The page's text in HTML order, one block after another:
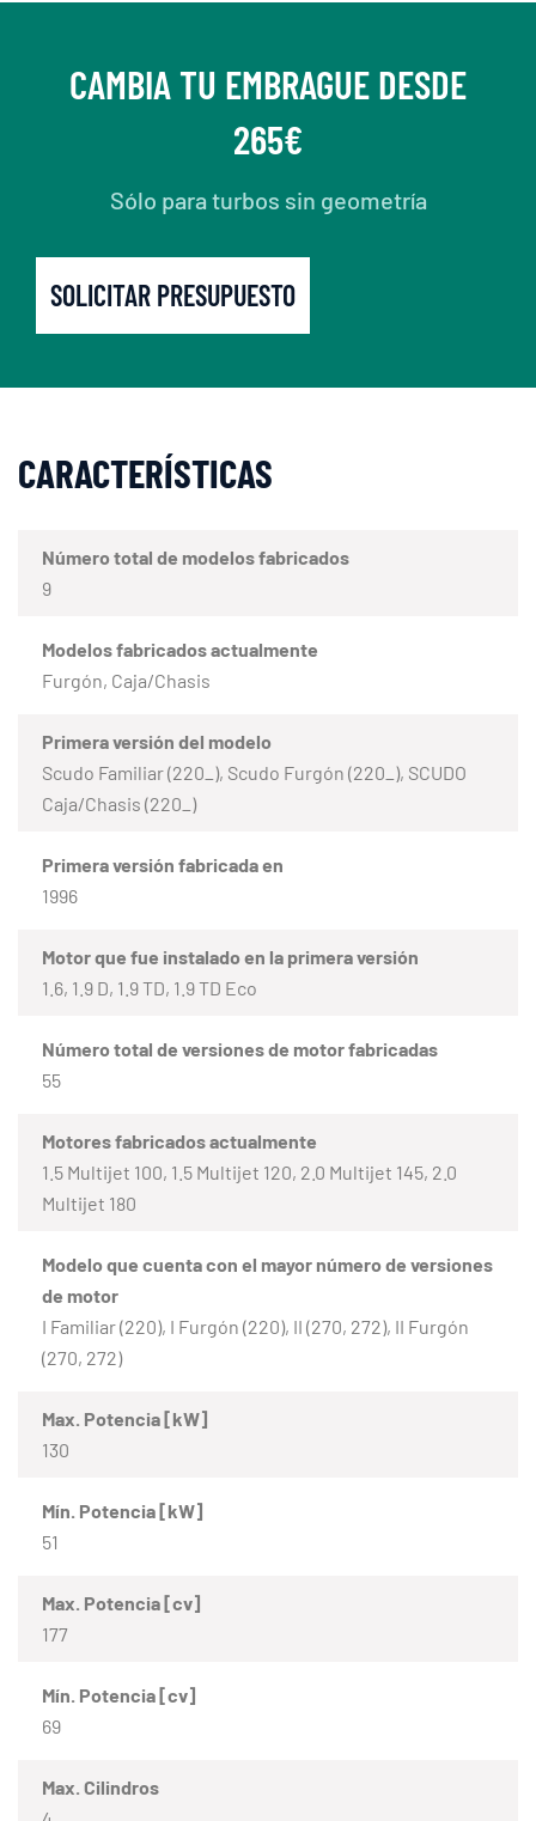
CAMBIA TU EMBRAGUE DESDE
265€
Sólo para turbos sin geometría
SOLICITAR PRESUPUESTO
CARACTERÍSTICAS
Número total de modelos fabricados
9
Modelos fabricados actualmente
Furgón, Caja/Chasis
Primera versión del modelo
Scudo Familiar (220_), Scudo Furgón (220_), SCUDO
Caja/Chasis (220_)
Primera versión fabricada en
1996
Motor que fue instalado en la primera versión
1.6, 1.9 D, 1.9 TD, 1.9 TD Eco
Número total de versiones de motor fabricadas
55
Motores fabricados actualmente
1.5 Multijet 100, 1.5 Multijet 120, 2.0 Multijet 145, 2.0
Multijet 180
Modelo que cuenta con el mayor número de versiones
de motor
I Familiar (220), I Furgón (220), II (270, 272), II Furgón
(270, 272)
Max. Potencia [kW]
130
Mín. Potencia [kW]
51
Max. Potencia [cv]
177
Mín. Potencia [cv]
69
Max. Cilindros